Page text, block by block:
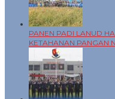
PANEN PADI LANUD
KETAHANAN PANGAN